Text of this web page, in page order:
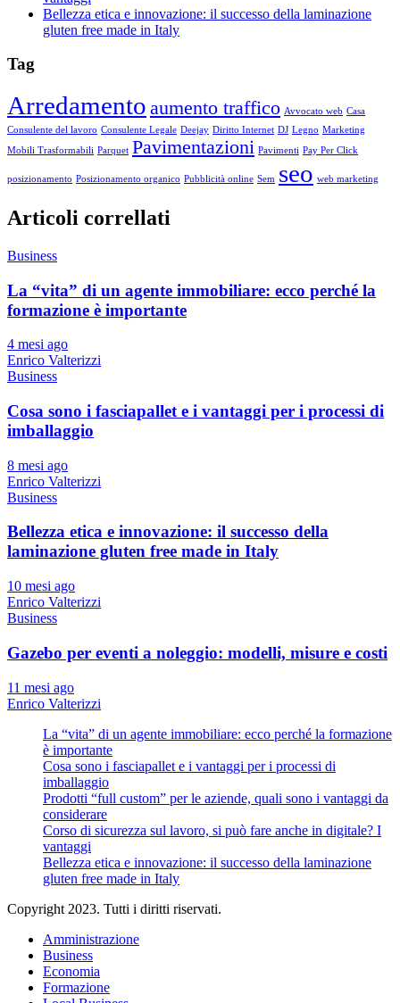
Bellezza etica e innovazione: il successo della laminazione
gluten free made in Italy
Tag
Arredamento aumento traffico Avvocato web Casa
Consulente del lavoro Consulente Legale Deejay Diritto Internet DJ Legno Marketing
Mobili Trasformabili Parquet Pavimentazioni Pavimenti Pay Per Click
posizionamento Posizionamento organico Pubblicità online Sem seo web marketing
Articoli correllati
Business
La “vita” di un agente immobiliare: ecco perché la
formazione è importante
4 mesi ago
Enrico Valterizzi
Business
Cosa sono i fasciapallet e i vantaggi per i processi di
imballaggio
8 mesi ago
Enrico Valterizzi
Business
Bellezza etica e innovazione: il successo della
laminazione gluten free made in Italy
10 mesi ago
Enrico Valterizzi
Business
Gazebo per eventi a noleggio: modelli, misure e costi
11 mesi ago
Enrico Valterizzi
La “vita” di un agente immobiliare: ecco perché la formazione
è importante
Cosa sono i fasciapallet e i vantaggi per i processi di
imballaggio
Prodotti “full custom” per le aziende, quali sono i vantaggi da
considerare
Corso di sicurezza sul lavoro, si può fare anche in digitale? I
vantaggi
Bellezza etica e innovazione: il successo della laminazione
gluten free made in Italy
Copyright 2023. Tutti i diritti riservati.
Amministrazione
Business
Economia
Formazione